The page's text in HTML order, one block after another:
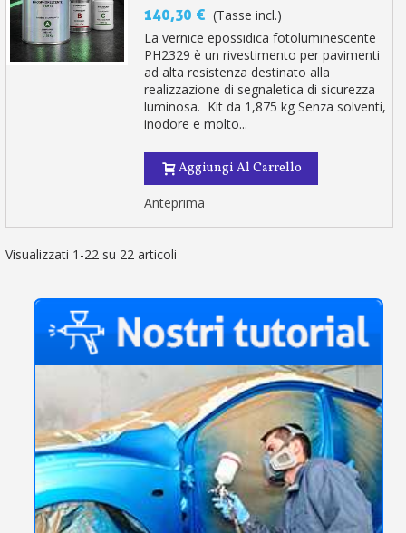
140,30 € (Tasse incl.)
La vernice epossidica fotoluminescente
PH2329 è un rivestimento per pavimenti
ad alta resistenza destinato alla
realizzazione di segnaletica di sicurezza
luminosa. Kit da 1,875 kg Senza solventi,
inodore e molto...
Aggiungi Al Carrello
Anteprima
Visualizzati 1-22 su 22 articoli